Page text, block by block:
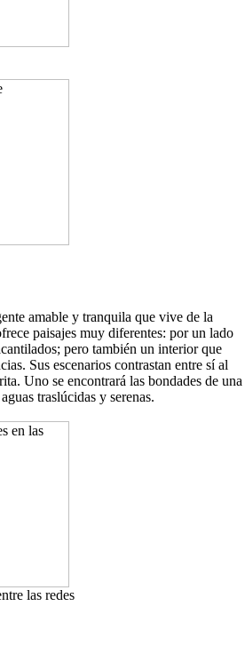
amable y tranquila que vive de la
paisajes muy diferentes: por un lado
pero también un interior que
Sus escenarios contrastan entre sí al
Uno se encontrará las bondades de una
traslúcidas y serenas.
las redes